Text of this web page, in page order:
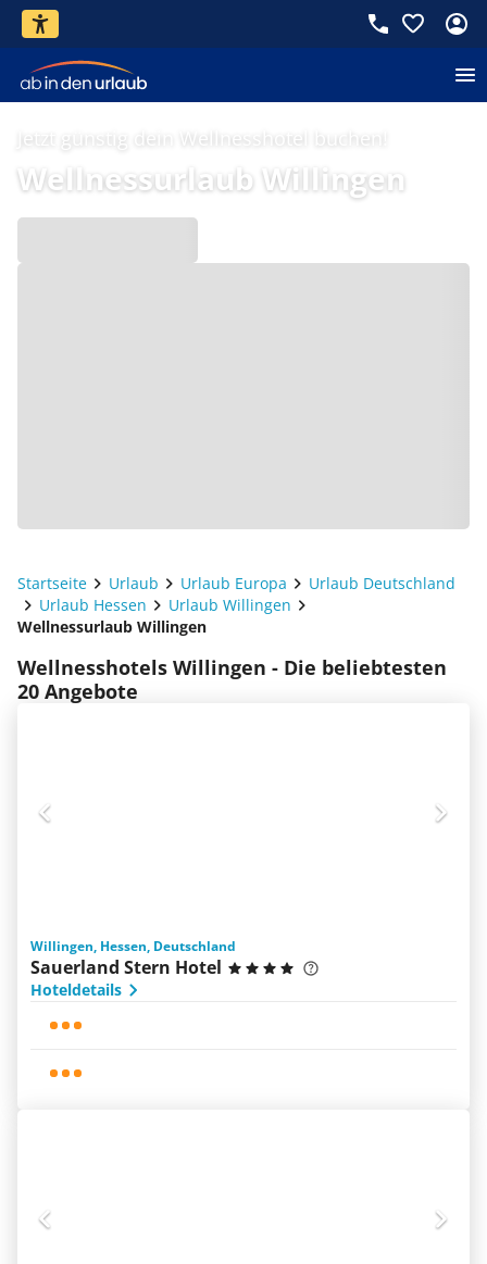
Jetzt günstig dein Wellnesshotel buchen!
Wellnessurlaub Willingen
Startseite Urlaub Urlaub Europa
Urlaub Deutschland
Urlaub Hessen
Urlaub Willingen
Wellnessurlaub Willingen
Wellnesshotels Willingen - Die beliebtesten
20 Angebote
Willingen, Hessen, Deutschland
Sauerland Stern Hotel
Hoteldetails